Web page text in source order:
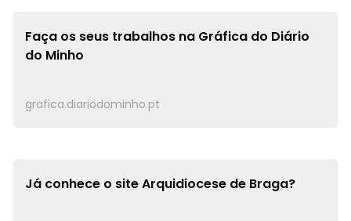
Faça os seus trabalhos na Gráfica do Diário
do Minho
grafica.diariodominho.pt
Já conhece o siteArquidiocese de Braga?